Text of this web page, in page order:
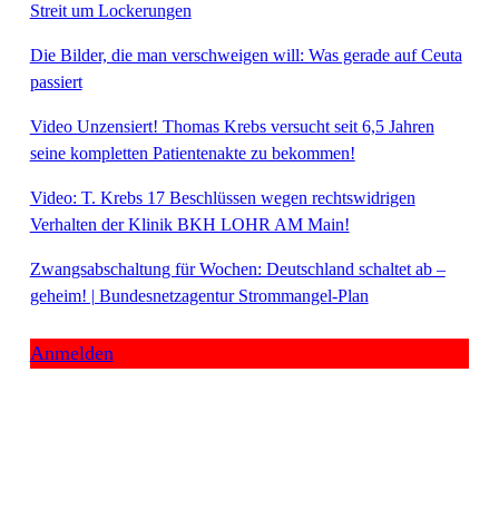
Streit um Lockerungen
Die Bilder, die man verschweigen will: Was gerade auf Ceuta
passiert
Video Unzensiert! Thomas Krebs versucht seit 6,5 Jahren
seine kompletten Patientenakte zu bekommen!
Video: T. Krebs 17 Beschlüssen wegen rechtswidrigen
Verhalten der Klinik BKH LOHR AM Main!
Zwangsabschaltung für Wochen: Deutschland schaltet ab –
geheim! | Bundesnetzagentur Strommangel-Plan
Anmelden